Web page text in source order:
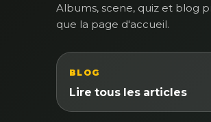
Albums, scene, quiz et blog
que la page d'accueil.
BLOG
Lire tous les articles